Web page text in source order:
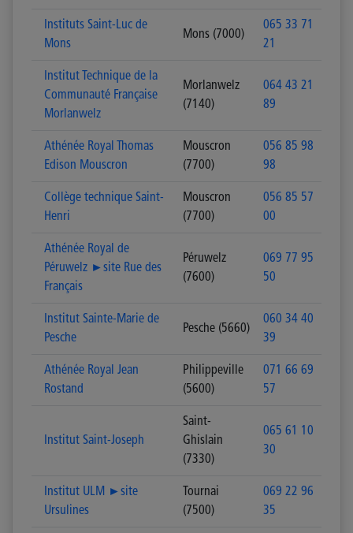
Instituts Saint-Luc de
Mons
Mons (7000)
065 33 71
21
Institut Technique de la
Communauté Française
Morlanwelz
Morlanwelz
(7140)
064 43 21
89
Athénée Royal Thomas
Edison Mouscron
Mouscron
(7700)
056 85 98
98
Collège technique Saint-
Henri
Mouscron
(7700)
056 85 57
00
Athénée Royal de
Péruwelz ►site Rue des
Français
Péruwelz
(7600)
069 77 95
50
Institut Sainte-Marie de
Pesche
Pesche (5660)
060 34 40
39
Athénée Royal Jean
Rostand
Philippeville
(5600)
071 66 69
57
Institut Saint-Joseph
Saint-
Ghislain
(7330)
065 61 10
30
Institut ULM ►site
Ursulines
Tournai
(7500)
069 22 96
35